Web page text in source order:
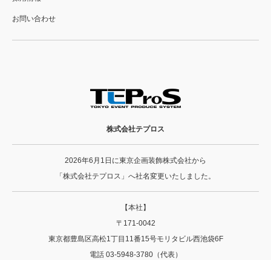
お問い合わせ
株式会社テプロス
2026年6月1日に東京企画装飾株式会社から
「株式会社テプロス」へ社名変更いたしました。
【本社】
〒171-0042
東京都豊島区高松1丁目11番15号モリタビル西池袋6F
電話 03-5948-3780（代表）